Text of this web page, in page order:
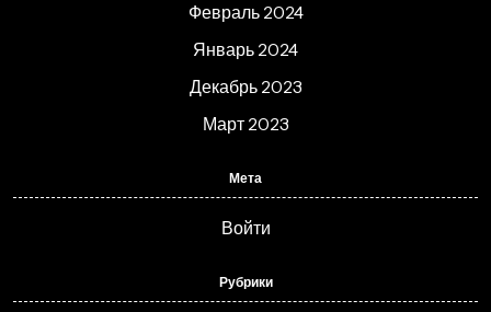
Февраль 2024
Январь 2024
Декабрь 2023
Март 2023
Мета
Войти
Рубрики